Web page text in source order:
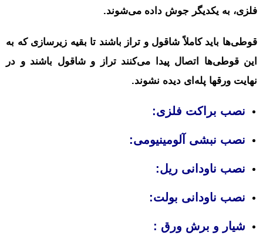
فلزی، به یکدیگر جوش داده می‌شوند.
قوطی‌ها باید کاملاً شاقول و تراز باشند تا بقیه زیرسازی که به
این قوطی‌ها اتصال پیدا می‌کنند تراز و شاقول باشند و در
نهایت ورقها پله‌ای دیده نشوند.
نصب براکت فلزی:
نصب نبشی آلومینیومی:
نصب ناودانی ریل:
نصب ناودانی بولت:
شیار و برش ورق :